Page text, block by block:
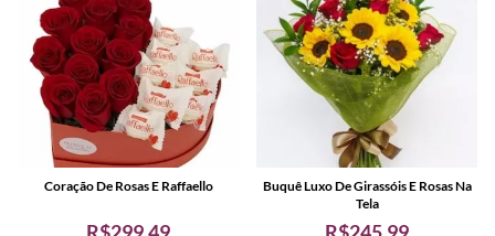
Coração De Rosas E Raffaello
Buquê Luxo De Girassóis E Rosas Na
Tela